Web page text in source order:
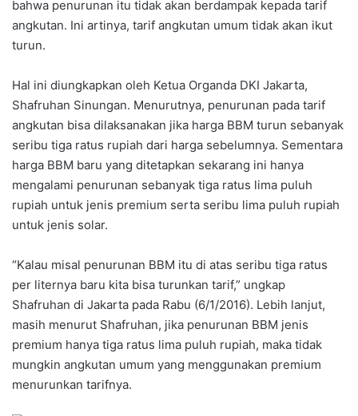
bahwa penurunan itu tidak akan berdampak kepada tarif
angkutan. Ini artinya, tarif angkutan umum tidak akan ikut
turun.
Hal ini diungkapkan oleh Ketua Organda DKI Jakarta,
Shafruhan Sinungan. Menurutnya, penurunan pada tarif
angkutan bisa dilaksanakan jika harga BBM turun sebanyak
seribu tiga ratus rupiah dari harga sebelumnya. Sementara
harga BBM baru yang ditetapkan sekarang ini hanya
mengalami penurunan sebanyak tiga ratus lima puluh
rupiah untuk jenis premium serta seribu lima puluh rupiah
untuk jenis solar.
“Kalau misal penurunan BBM itu di atas seribu tiga ratus
per liternya baru kita bisa turunkan tarif,” ungkap
Shafruhan di Jakarta pada Rabu (6/1/2016). Lebih lanjut,
masih menurut Shafruhan, jika penurunan BBM jenis
premium hanya tiga ratus lima puluh rupiah, maka tidak
mungkin angkutan umum yang menggunakan premium
menurunkan tarifnya.